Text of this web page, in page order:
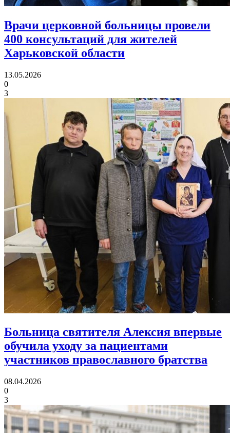
Врачи церковной больницы провели
400 консультаций для жителей
Харьковской области
13.05.2026
0
3
Больница святителя Алексия впервые
обучила уходу за пациентами
участников православного братства
08.04.2026
0
3